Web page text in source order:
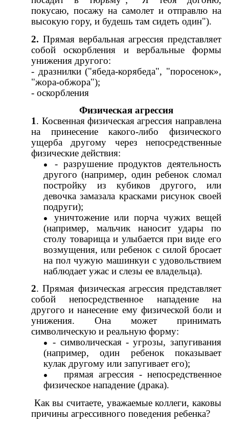
покусаю, посажу на самолет и отправлю на
высокую гору, и будешь там сидеть один").
2. Прямая вербальная агрессия представляет
собой оскорбления и вербальные формы
унижения другого:
- дразнилки ("ябеда-корябеда", "поросенок»,
"жора-обжора");
- оскорбления
Физическая агрессия
1. Косвенная физическая агрессия направлена
на принесение какого-либо физического
ущерба другому через непосредственные
физические действия:
- разрушение продуктов деятельность
другого (например, один ребенок сломал
постройку из кубиков другого, или
девочка замазала красками рисунок своей
подруги);
уничтожение или порча чужих вещей
(например, мальчик наносит удары по
столу товарища и улыбается при виде его
возмущения, или ребенок с силой бросает
на пол чужую машинкуи с удовольствием
наблюдает ужас и слезы ее владельца).
2. Прямая физическая агрессия представляет
собой непосредственное нападение на
другого и нанесение ему физической боли и
унижения. Она может принимать
символическую и реальную форму:
- символическая - угрозы, запугивания
(например, один ребенок показывает
кулак другому или запугивает его);
прямая агрессия - непосредственное
физическое нападение (драка).
Как вы считаете, уважаемые коллеги, каковы
причины агрессивного поведения ребенка?